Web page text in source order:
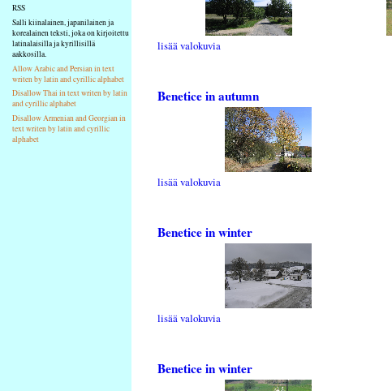
RSS
Salli kiinalainen, japanilainen ja
korealainen teksti, joka on kirjoitettu
latinalaisilla ja kyrillisillä
aakkosilla.
Allow Arabic and Persian in text
writen by latin and cyrillic alphabet
Disallow Thai in text writen by latin
and cyrillic alphabet
Disallow Armenian and Georgian in
text writen by latin and cyrillic
alphabet
lisää valokuvia
Benetice in autumn
lisää valokuvia
Benetice in winter
lisää valokuvia
Benetice in winter